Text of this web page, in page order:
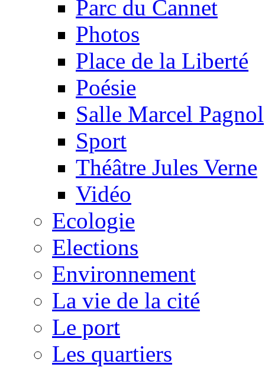
Parc du Cannet
Photos
Place de la Liberté
Poésie
Salle Marcel Pagnol
Sport
Théâtre Jules Verne
Vidéo
Ecologie
Elections
Environnement
La vie de la cité
Le port
Les quartiers